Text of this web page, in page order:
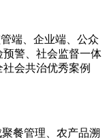
端、企业端、公众
警、社会监督一体
会共治优秀案例
餐管理、农产品溯